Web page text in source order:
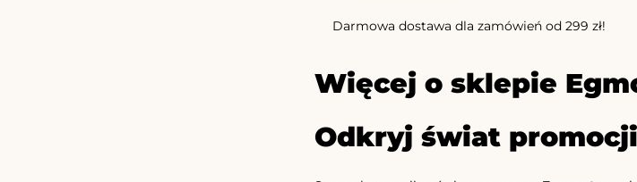
Darmowa dostawa dla zamówień od 299 zł!
Więcej o sklepie
Odkryj świat